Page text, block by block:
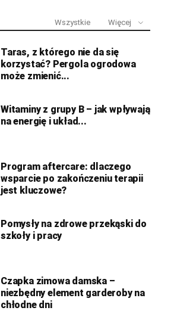
Wszystkie Więcej
Taras, z którego nie da się
korzystać? Pergola ogrodowa
może zmienić...
Witaminy z grupy B – jak wpływają
na energię i układ...
Program aftercare: dlaczego
wsparcie po zakończeniu terapii
jest kluczowe?
Pomysły na zdrowe przekąski do
szkoły i pracy
Czapka zimowa damska –
niezbędny element garderoby na
chłodne dni